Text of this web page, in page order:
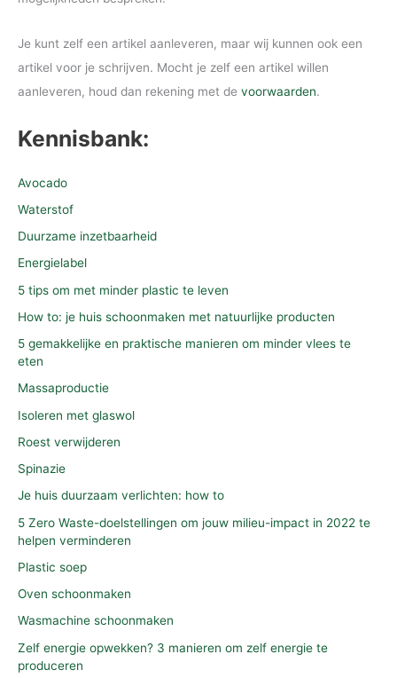
Je kunt zelf een artikel aanleveren, maar wij kunnen ook een
artikel voor je schrijven. Mocht je zelf een artikel willen
aanleveren, houd dan rekening met de voorwaarden.
Kennisbank:
Avocado
Waterstof
Duurzame inzetbaarheid
Energielabel
5 tips om met minder plastic te leven
How to: je huis schoonmaken met natuurlijke producten
5 gemakkelijke en praktische manieren om minder vlees te
eten
Massaproductie
Isoleren met glaswol
Roest verwijderen
Spinazie
Je huis duurzaam verlichten: how to
5 Zero Waste-doelstellingen om jouw milieu-impact in 2022 te
helpen verminderen
Plastic soep
Oven schoonmaken
Wasmachine schoonmaken
Zelf energie opwekken? 3 manieren om zelf energie te
produceren